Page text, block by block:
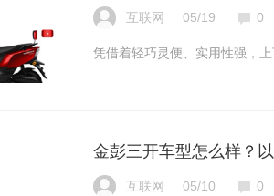
互联网 05/19 0
凭借着轻巧灵便、实用性强，
金彭三开车型怎么样？
互联网 05/10 0